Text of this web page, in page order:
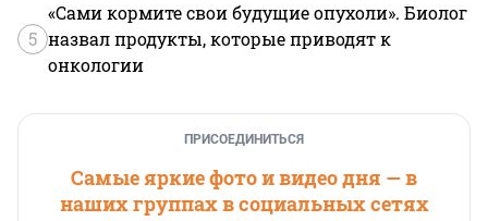
5
«Сами кормите свои будущие опухоли». Биолог
назвал продукты, которые приводят к
онкологии
ПРИСОЕДИНИТЬСЯ
Самые яркие фото и видео дня — в
наших группах в социальных сетях